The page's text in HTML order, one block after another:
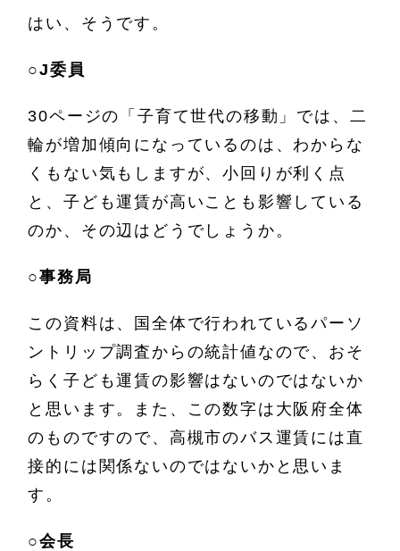
はい、そうです。
○J委員
30ページの「子育て世代の移動」では、二
輪が増加傾向になっているのは、わからな
くもない気もしますが、小回りが利く点
と、子ども運賃が高いことも影響している
のか、その辺はどうでしょうか。
○事務局
この資料は、国全体で行われているパーソ
ントリップ調査からの統計値なので、おそ
らく子ども運賃の影響はないのではないか
と思います。また、この数字は大阪府全体
のものですので、高槻市のバス運賃には直
接的には関係ないのではないかと思いま
す。
○会長